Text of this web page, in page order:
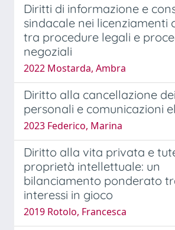
Diritti di informazione e
sindacale nei licenziamenti
tra procedure legali e
negoziali
2022 Mostarda, Ambra
Diritto alla cancellazione
personali e comunicazioni
2023 Federico, Marina
Diritto alla vita privata e
proprietà intellettuale: un
bilanciamento ponderato
interessi in gioco
2019 Rotolo, Francesca